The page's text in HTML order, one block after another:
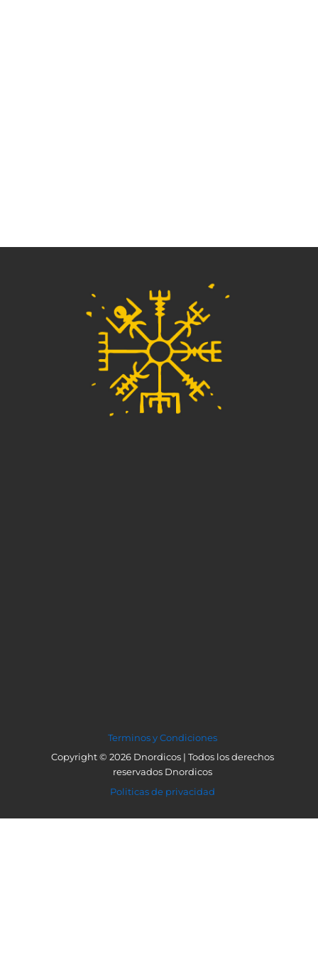
Terminos y Condiciones
Copyright © 2026 Dnordicos | Todos los derechos
reservados Dnordicos
Politicas de privacidad